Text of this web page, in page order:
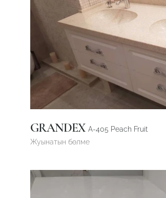
GRANDEX A-405 Peach Fruit
Жуынатын бөлме